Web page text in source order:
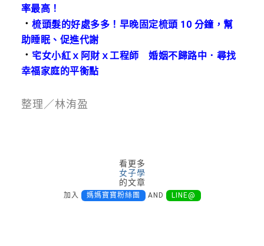
率最高！
．梳頭髮的好處多多！早晚固定梳頭 10 分鐘，幫
助睡眠、促進代謝
． 宅女小紅ｘ阿財ｘ工程師 婚姻不歸路中．尋找
幸福家庭的平衡點
整理／林洧盈
看更多
女子學
的文章
加入 媽媽寶寶粉絲團 AND LINE@